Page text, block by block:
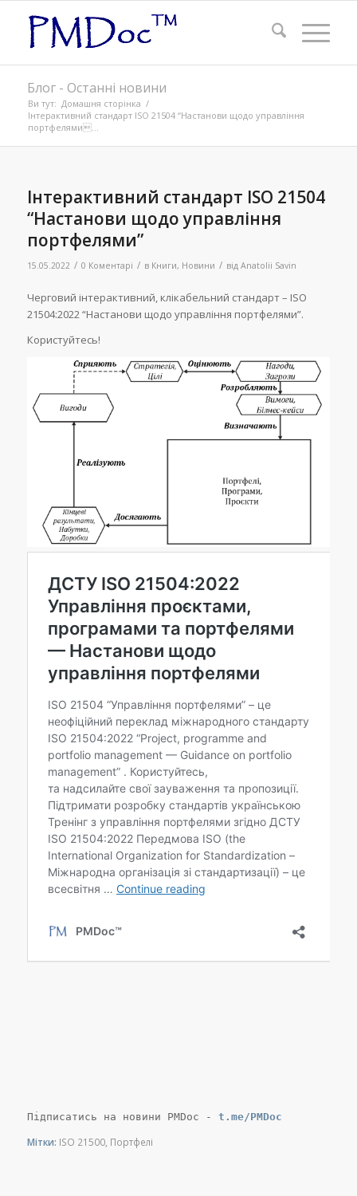
Блог - Останні новини
Ви тут: Домашня сторінка /
Інтерактивний стандарт ISO 21504 “Настанови щодо управління
портфелями...
Інтерактивний стандарт ISO 21504
“Настанови щодо управління
портфелями”
15.05.2022 / 0 Коментарі / в Книги, Новини / від Anatolii Savin
Черговий інтерактивний, клікабельний стандарт – ISO
21504:2022 “Настанови щодо управління портфелями”.
Користуйтесь!
Підписатись на новини PMDoc - t.me/PMDoc
Мітки: ISO 21500, Портфелі